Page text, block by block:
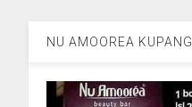
NU AMOOREA KUPANG